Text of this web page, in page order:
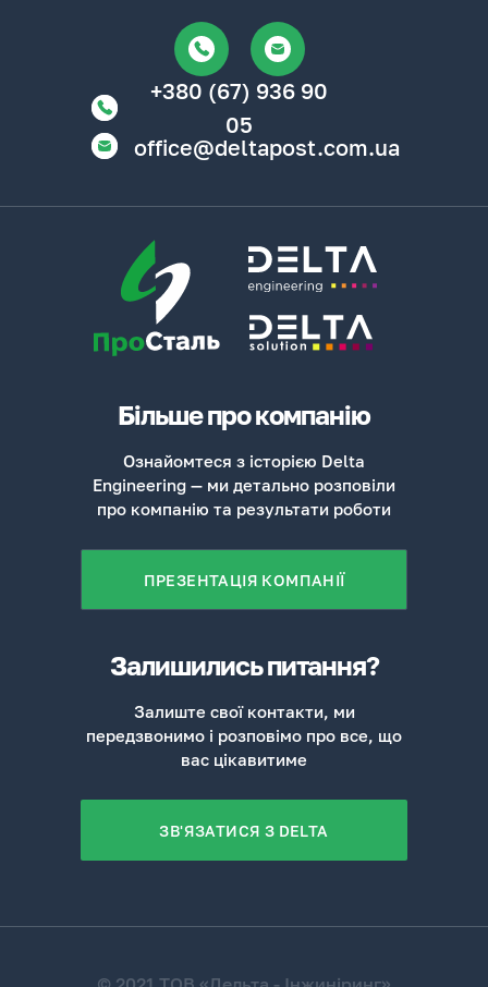
Залишились питання?
Залиште свої контакти, ми
передзвонимо і розповімо про все, що
вас цікавитиме
ЗВ'ЯЗАТИСЯ З DELTA
+380 (67) 936 90
05
office@deltapost.com.ua
Більше про компанію
Ознайомтеся з історією Delta
Engineering — ми детально розповіли
про компанію та результати роботи
ПРЕЗЕНТАЦІЯ КОМПАНІЇ